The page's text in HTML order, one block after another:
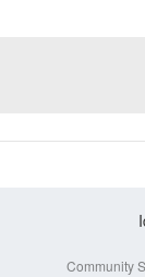
Community